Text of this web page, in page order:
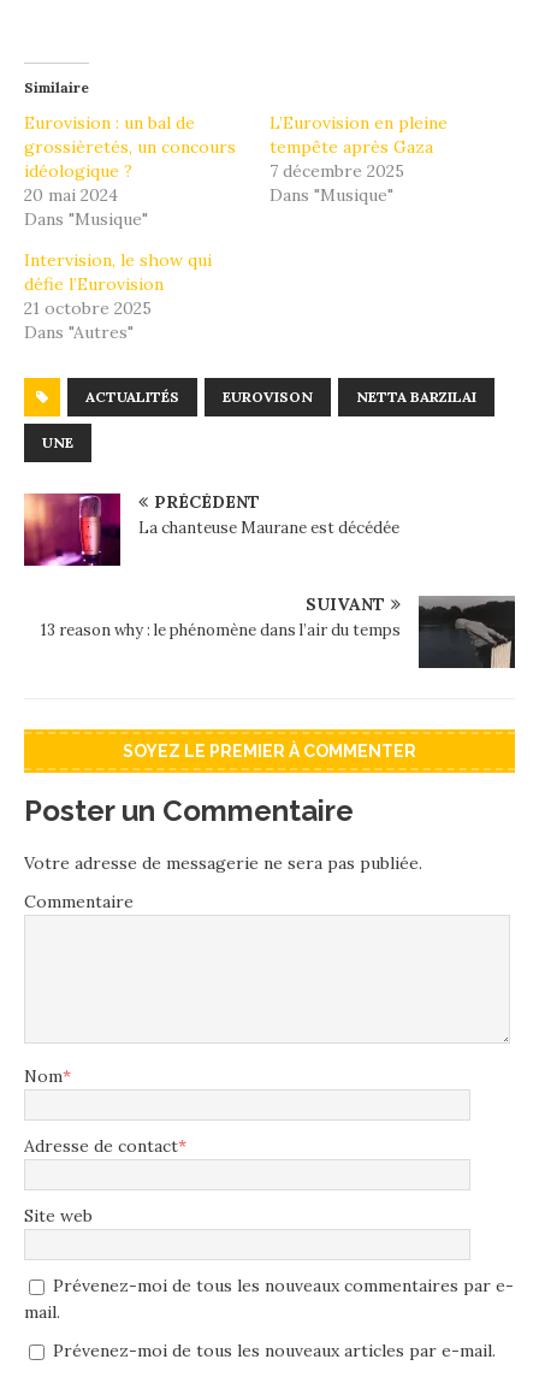
Similaire
Eurovision : un bal de
grossièretés, un concours
idéologique ?
20 mai 2024
Dans "Musique"
L’Eurovision en pleine
tempête après Gaza
7 décembre 2025
Dans "Musique"
Intervision, le show qui
défie l’Eurovision
21 octobre 2025
Dans "Autres"
ACTUALITÉS EUROVISON NETTA BARZILAI
UNE
PRÉCÉDENT
La chanteuse Maurane est décédée
SUIVANT
13 reason why : le phénomène dans l’air du temps
SOYEZ LE PREMIER À COMMENTER
Poster un Commentaire
Votre adresse de messagerie ne sera pas publiée.
Commentaire
Nom*
Adresse de contact*
Site web
Prévenez-moi de tous les nouveaux commentaires par e-
mail.
Prévenez-moi de tous les nouveaux articles par e-mail.